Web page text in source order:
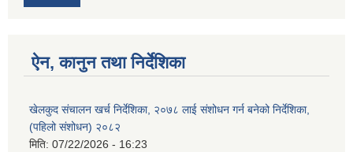
ऐन, कानुन तथा निर्देशिका
खेलकुद संचालन खर्च निर्देशिका, २०७८ लाई संशोधन गर्न बनेको निर्देशिका,
(पहिलो संशोधन) २०८२
मिति: 07/22/2026 - 16:23